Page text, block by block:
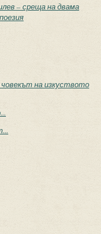
– среща на двама
на изкуството